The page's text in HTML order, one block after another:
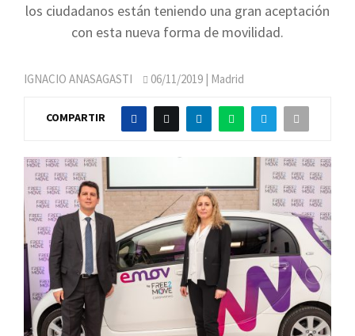
los ciudadanos están teniendo una gran aceptación
con esta nueva forma de movilidad.
IGNACIO ANASAGASTI 06/11/2019 | Madrid
COMPARTIR